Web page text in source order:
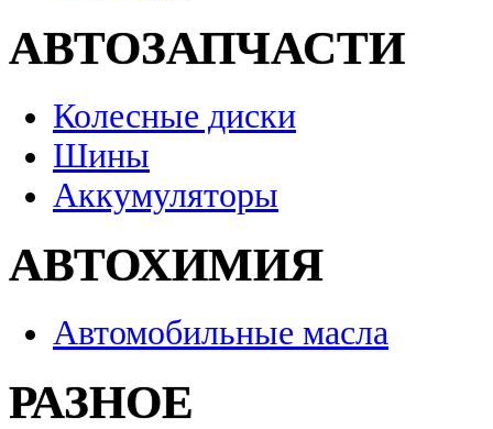
АВТОЗАПЧАСТИ
Колесные диски
Шины
Аккумуляторы
АВТОХИМИЯ
Автомобильные масла
РАЗНОЕ